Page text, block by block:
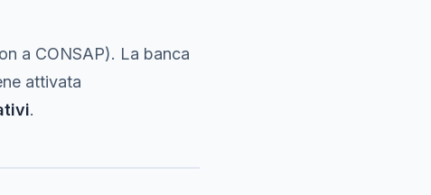
a CONSAP). La banca
attivata
.